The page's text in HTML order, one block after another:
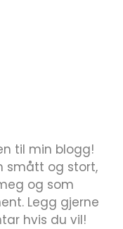
til min blogg!
smått og stort,
og som
Legg gjerne
hvis du vil!